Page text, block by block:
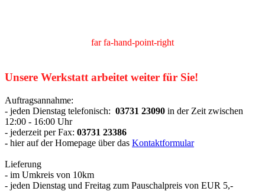
far fa-hand-point-right
Unsere Werkstatt arbeitet weiter für Sie!
Auftragsannahme:
- jeden Dienstag telefonisch: 03731 23090 in der Zeit zwischen
12:00 - 16:00 Uhr
- jederzeit per Fax: 03731 23386
- hier auf der Homepage über das Kontaktformular
Lieferung
- im Umkreis von 10km
- jeden Dienstag und Freitag zum Pauschalpreis von EUR 5,-